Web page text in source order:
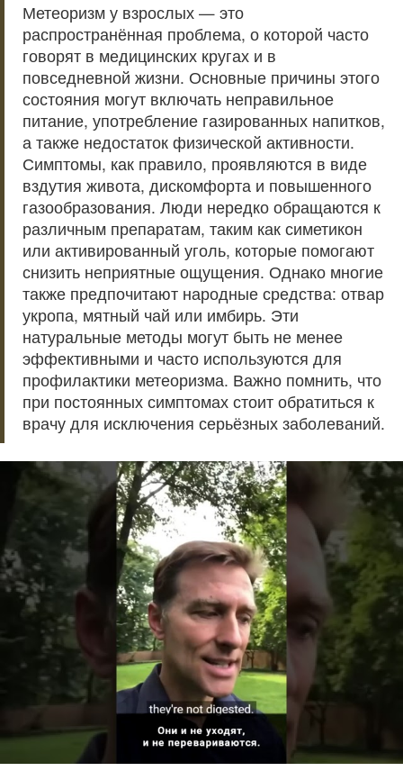
Метеоризм у взрослых — это
распространённая проблема, о которой часто
говорят в медицинских кругах и в
повседневной жизни. Основные причины этого
состояния могут включать неправильное
питание, употребление газированных напитков,
а также недостаток физической активности.
Симптомы, как правило, проявляются в виде
вздутия живота, дискомфорта и повышенного
газообразования. Люди нередко обращаются к
различным препаратам, таким как симетикон
или активированный уголь, которые помогают
снизить неприятные ощущения. Однако многие
также предпочитают народные средства: отвар
укропа, мятный чай или имбирь. Эти
натуральные методы могут быть не менее
эффективными и часто используются для
профилактики метеоризма. Важно помнить, что
при постоянных симптомах стоит обратиться к
врачу для исключения серьёзных заболеваний.